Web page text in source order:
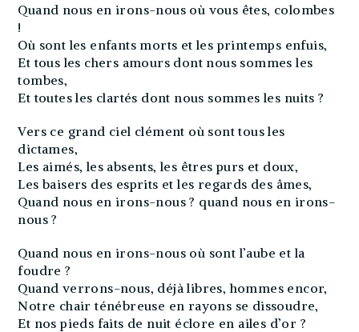
Quand nous en irons-nous où vous êtes, colombes
!
Où sont les enfants morts et les printemps enfuis,
Et tous les chers amours dont nous sommes les
tombes,
Et toutes les clartés dont nous sommes les nuits ?
Vers ce grand ciel clément où sont tous les
dictames,
Les aimés, les absents, les êtres purs et doux,
Les baisers des esprits et les regards des âmes,
Quand nous en irons-nous ? quand nous en irons-
nous ?
Quand nous en irons-nous où sont l’aube et la
foudre ?
Quand verrons-nous, déjà libres, hommes encor,
Notre chair ténébreuse en rayons se dissoudre,
Et nos pieds faits de nuit éclore en ailes d’or ?